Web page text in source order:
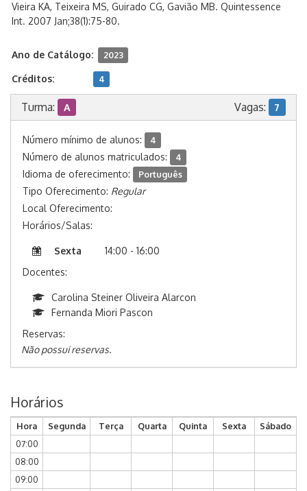
Vieira KA, Teixeira MS, Guirado CG, Gavião MB. Quintessence
Int. 2007 Jan;38(1):75-80.
Ano de Catálogo: 2023
Créditos: 4
Turma: A Vagas: 7
Número mínimo de alunos: 4
Número de alunos matriculados: 4
Idioma de oferecimento: Português
Tipo Oferecimento: Regular
Local Oferecimento:
Horários/Salas:
Sexta
14:00 - 16:00
Docentes:
Carolina Steiner Oliveira Alarcon
Fernanda Miori Pascon
Reservas:
Não possui reservas.
Horários
Hora Segunda Terça Quarta Quinta Sexta
Sábado
07:00
08:00
09:00